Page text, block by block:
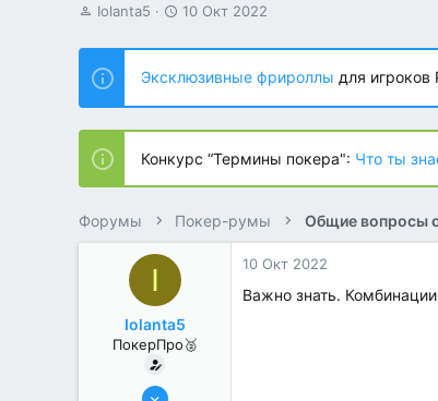
А
т
о
р
т
е
м
ы
Iolanta5
Д
т
н
а
ч
л
а
10 Окт 2022
Эксклюзивные фрироллы для игроков
Конкурс “Термины покера": Что ты
Форумы Покер-румы Общие вопросы
I
Iolanta5
ПокерПро🥈
13 Июн 2022
10 Окт 2022
Важно знать.